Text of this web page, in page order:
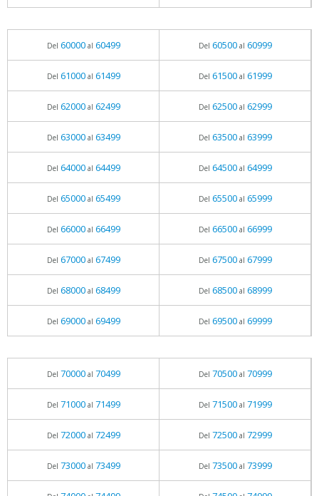
Del 60000al 60499 Del 60500al 60999
Del 61000al 61499 Del 61500al 61999
Del 62000al 62499 Del 62500al 62999
Del 63000al 63499 Del 63500al 63999
Del 64000al 64499 Del 64500al 64999
Del 65000al 65499 Del 65500al 65999
Del 66000al 66499 Del 66500al 66999
Del 67000al 67499 Del 67500al 67999
Del 68000al 68499 Del 68500al 68999
Del 69000al 69499 Del 69500al 69999
Del 70000al 70499 Del 70500al 70999
Del 71000al 71499 Del 71500al 71999
Del 72000al 72499 Del 72500al 72999
Del 73000al 73499 Del 73500al 73999